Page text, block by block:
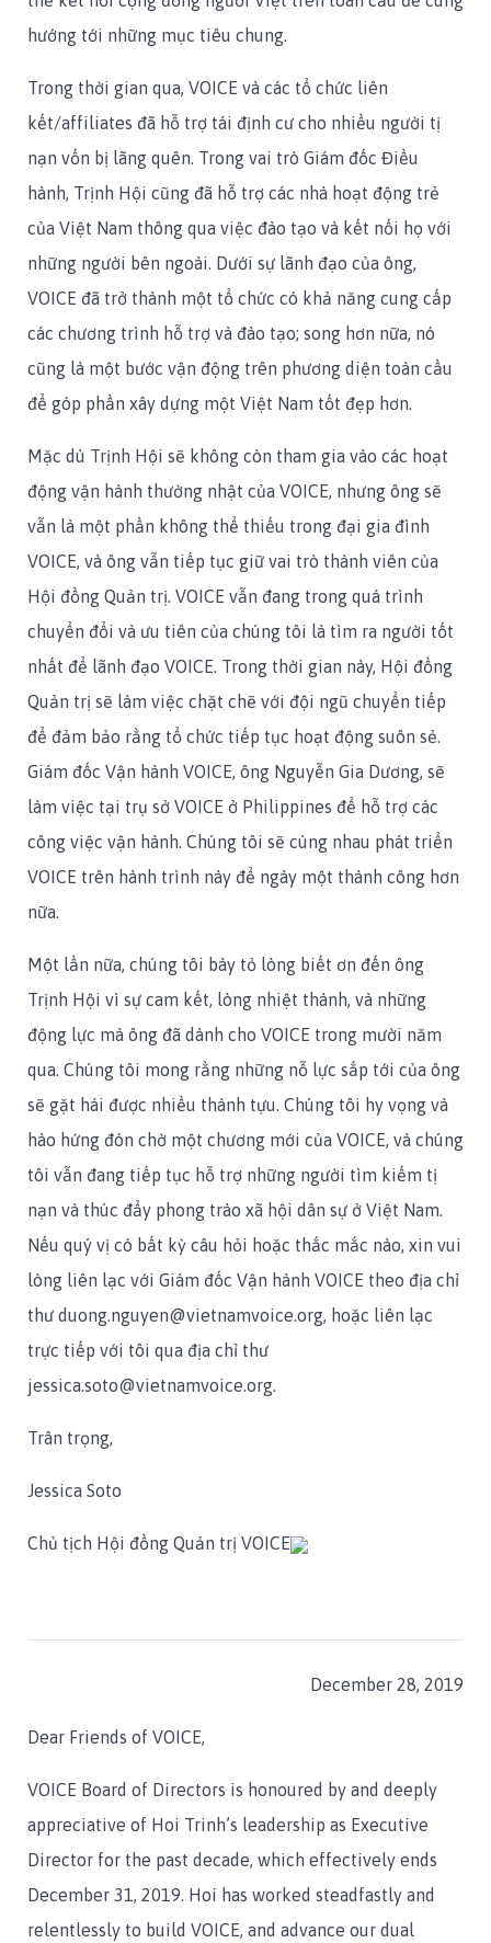
hướng tới những mục tiêu chung.
Trong thời gian qua, VOICE và các tổ chức liên
kết/affiliates đã hỗ trợ tái định cư cho nhiều người tị
nạn vốn bị lãng quên. Trong vai trò Giám đốc Điều
hành, Trịnh Hội cũng đã hỗ trợ các nhà hoạt động trẻ
của Việt Nam thông qua việc đào tạo và kết nối họ với
những người bên ngoài. Dưới sự lãnh đạo của ông,
VOICE đã trở thành một tổ chức có khả năng cung cấp
các chương trình hỗ trợ và đào tạo; song hơn nữa, nó
cũng là một bước vận động trên phương diện toàn cầu
để góp phần xây dựng một Việt Nam tốt đẹp hơn.
Mặc dù Trịnh Hội sẽ không còn tham gia vào các hoạt
động vận hành thường nhật của VOICE, nhưng ông sẽ
vẫn là một phần không thể thiếu trong đại gia đình
VOICE, và ông vẫn tiếp tục giữ vai trò thành viên của
Hội đồng Quản trị. VOICE vẫn đang trong quá trình
chuyển đổi và ưu tiên của chúng tôi là tìm ra người tốt
nhất để lãnh đạo VOICE. Trong thời gian này, Hội đồng
Quản trị sẽ làm việc chặt chẽ với đội ngũ chuyển tiếp
để đảm bảo rằng tổ chức tiếp tục hoạt động suôn sẻ.
Giám đốc Vận hành VOICE, ông Nguyễn Gia Dương, sẽ
làm việc tại trụ sở VOICE ở Philippines để hỗ trợ các
công việc vận hành. Chúng tôi sẽ cùng nhau phát triển
VOICE trên hành trình này để ngày một thành công hơn
nữa.
Một lần nữa, chúng tôi bày tỏ lòng biết ơn đến ông
Trịnh Hội vì sự cam kết, lòng nhiệt thành, và những
động lực mà ông đã dành cho VOICE trong mười năm
qua. Chúng tôi mong rằng những nỗ lực sắp tới của ông
sẽ gặt hái được nhiều thành tựu. Chúng tôi hy vọng và
hào hứng đón chờ một chương mới của VOICE, và chúng
tôi vẫn đang tiếp tục hỗ trợ những người tìm kiếm tị
nạn và thúc đẩy phong trào xã hội dân sự ở Việt Nam.
Nếu quý vị có bất kỳ câu hỏi hoặc thắc mắc nào, xin vui
lòng liên lạc với Giám đốc Vận hành VOICE theo địa chỉ
thư duong.nguyen@vietnamvoice.org, hoặc liên lạc
trực tiếp với tôi qua địa chỉ thư
jessica.soto@vietnamvoice.org.
Trân trọng,
Jessica Soto
Chủ tịch Hội đồng Quản trị VOICE
December 28, 2019
Dear Friends of VOICE,
VOICE Board of Directors is honoured by and deeply
appreciative of Hoi Trinh’s leadership as Executive
Director for the past decade, which effectively ends
December 31, 2019. Hoi has worked steadfastly and
relentlessly to build VOICE, and advance our dual